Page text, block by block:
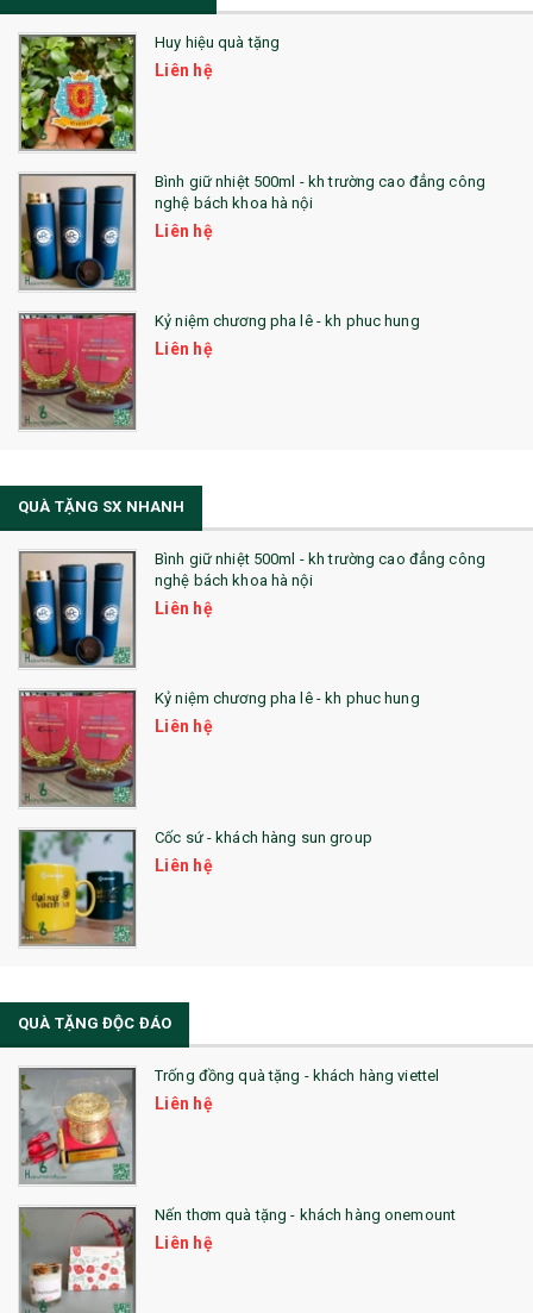
Huy hiệu quà tặng
Liên hệ
Bình giữ nhiệt 500ml - kh trường cao đẳng công
nghệ bách khoa hà nội
Liên hệ
Kỷ niệm chương pha lê - kh phuc hung
Liên hệ
QUÀ TẶNG SX NHANH
Bình giữ nhiệt 500ml - kh trường cao đẳng công
nghệ bách khoa hà nội
Liên hệ
Kỷ niệm chương pha lê - kh phuc hung
Liên hệ
Cốc sứ - khách hàng sun group
Liên hệ
QUÀ TẶNG ĐỘC ĐÁO
Trống đồng quà tặng - khách hàng viettel
Liên hệ
Nến thơm quà tặng - khách hàng onemount
Liên hệ